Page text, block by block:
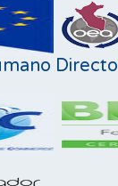
Directo